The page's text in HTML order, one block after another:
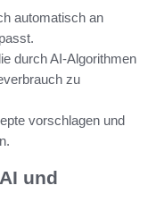
automatisch an
durch AI-Algorithmen
zu
vorschlagen und
und